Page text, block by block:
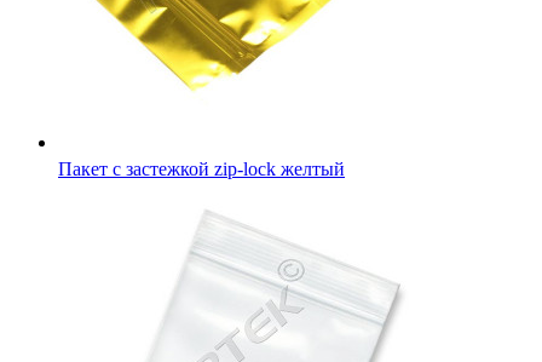
Пакет с застежкой Zip-Lock 10х15 см плотный